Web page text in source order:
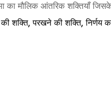
का मौलिक आंतरिक शक्तियाँ
शक्ति, परखने की शक्ति, निर्णय